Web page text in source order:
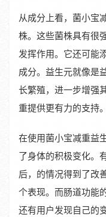
从成分上看，菌小宝
株。这些菌株具有很
发挥作用。它还可能
成分。益生元就像是
长繁殖，进一步增强
重提供更有力的支持。
在使用菌小宝减重益
了身体的积极变化。
后，的情况得到了改
个表现。而肠道功能
还有用户发现自己的